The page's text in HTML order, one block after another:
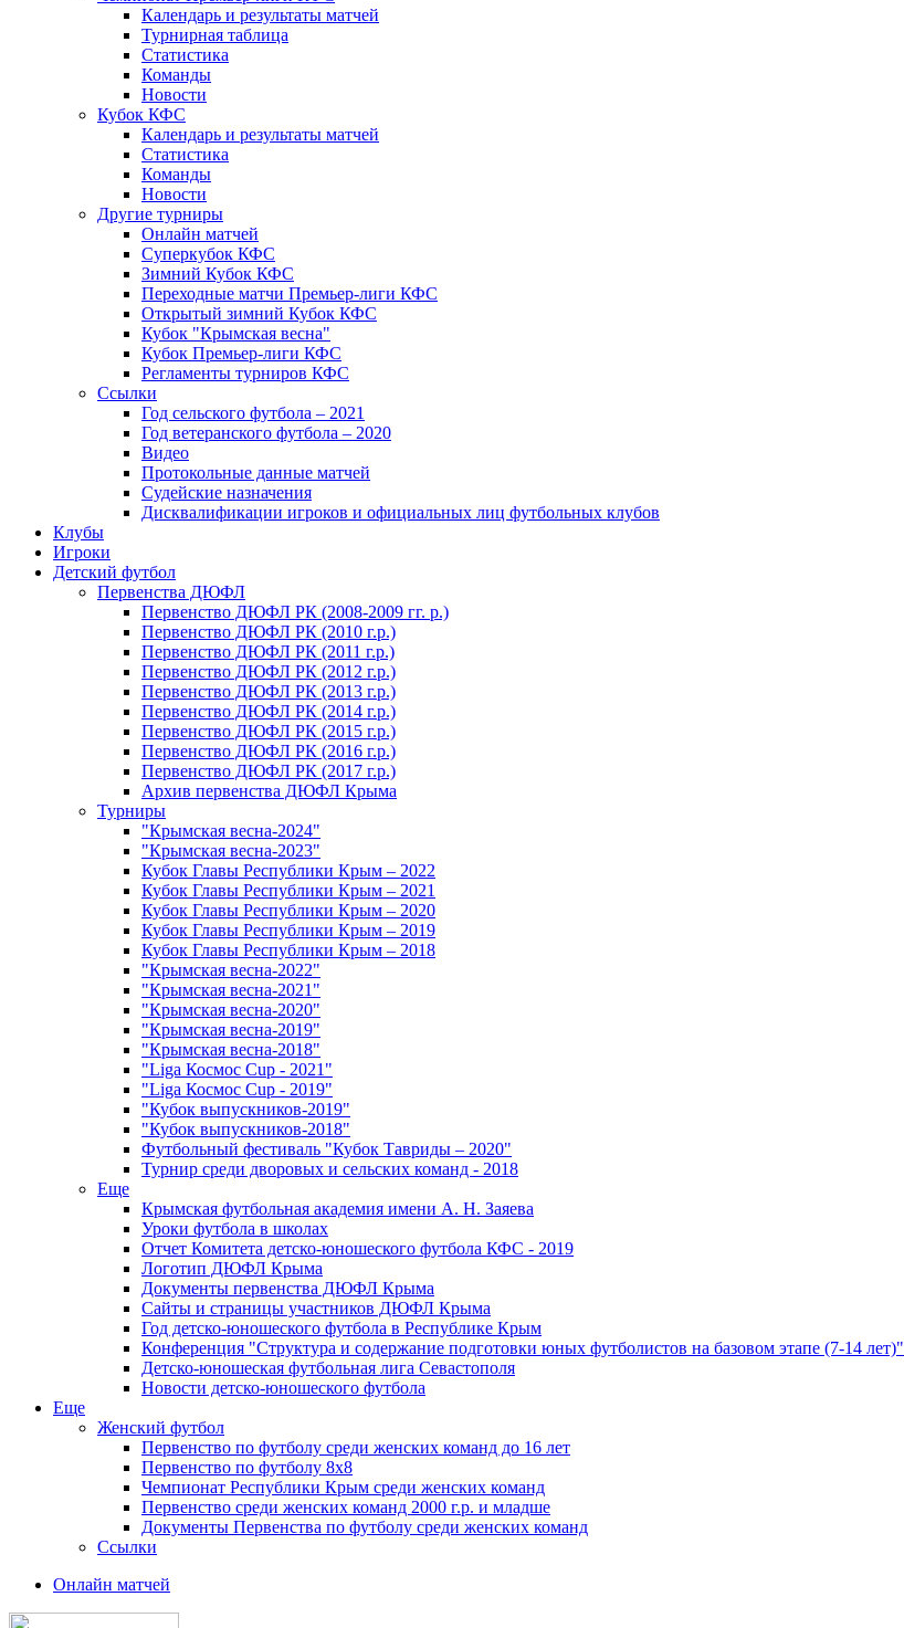
Календарь и результаты матчей
Турнирная таблица
Статистика
Команды
Новости
Кубок КФС
Календарь и результаты матчей
Статистика
Команды
Новости
Другие турниры
Онлайн матчей
Суперкубок КФС
Зимний Кубок КФС
Переходные матчи Премьер-лиги КФС
Открытый зимний Кубок КФС
Кубок "Крымская весна"
Кубок Премьер-лиги КФС
Регламенты турниров КФС
Ссылки
Год сельского футбола – 2021
Год ветеранского футбола – 2020
Видео
Протокольные данные матчей
Судейские назначения
Дисквалификации игроков и официальных лиц футбольных клубов
Клубы
Игроки
Детский футбол
Первенства ДЮФЛ
Первенство ДЮФЛ РК (2008-2009 гг. р.)
Первенство ДЮФЛ РК (2010 г.р.)
Первенство ДЮФЛ РК (2011 г.р.)
Первенство ДЮФЛ РК (2012 г.р.)
Первенство ДЮФЛ РК (2013 г.р.)
Первенство ДЮФЛ РК (2014 г.р.)
Первенство ДЮФЛ РК (2015 г.р.)
Первенство ДЮФЛ РК (2016 г.р.)
Первенство ДЮФЛ РК (2017 г.р.)
Архив первенства ДЮФЛ Крыма
Турниры
"Крымская весна-2024"
"Крымская весна-2023"
Кубок Главы Республики Крым – 2022
Кубок Главы Республики Крым – 2021
Кубок Главы Республики Крым – 2020
Кубок Главы Республики Крым – 2019
Кубок Главы Республики Крым – 2018
"Крымская весна-2022"
"Крымская весна-2021"
"Крымская весна-2020"
"Крымская весна-2019"
"Крымская весна-2018"
"Liga Космос Cup - 2021"
"Liga Космос Cup - 2019"
"Кубок выпускников-2019"
"Кубок выпускников-2018"
Футбольный фестиваль "Кубок Тавриды – 2020"
Турнир среди дворовых и сельских команд - 2018
Еще
Крымская футбольная академия имени А. Н. Заяева
Уроки футбола в школах
Отчет Комитета детско-юношеского футбола КФС - 2019
Логотип ДЮФЛ Крыма
Документы первенства ДЮФЛ Крыма
Сайты и страницы участников ДЮФЛ Крыма
Год детско-юношеского футбола в Республике Крым
Конференция "Структура и содержание подготовки юных футболистов на базовом этапе (7-14 лет)"
Детско-юношеская футбольная лига Севастополя
Новости детско-юношеского футбола
Еще
Женский футбол
Первенство по футболу среди женских команд до 16 лет
Первенство по футболу 8х8
Чемпионат Республики Крым среди женских команд
Первенство среди женских команд 2000 г.р. и младше
Документы Первенства по футболу среди женских команд
Ссылки
Онлайн матчей